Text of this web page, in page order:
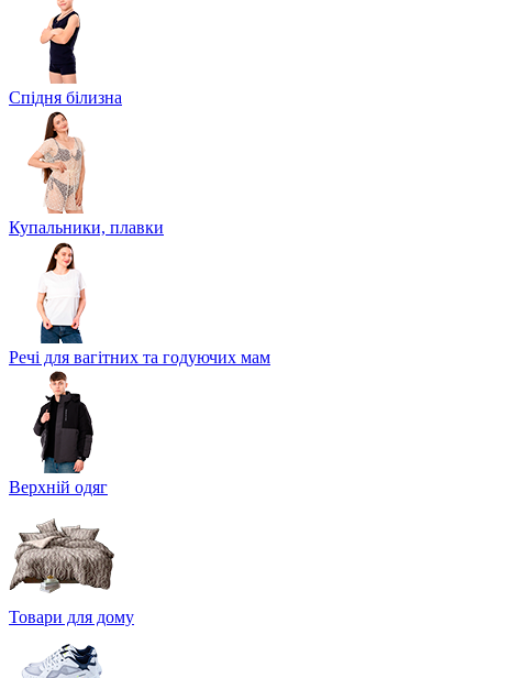
Спідня білизна
Купальники, плавки
Речі для вагітних та годуючих мам
Верхній одяг
Товари для дому